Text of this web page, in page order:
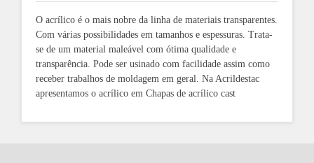
O acrílico é o mais nobre da linha de materiais transparentes.
Com várias possibilidades em tamanhos e espessuras. Trata-
se de um material maleável com ótima qualidade e
transparência. Pode ser usinado com facilidade assim como
receber trabalhos de moldagem em geral. Na Acrildestac
apresentamos o acrílico em Chapas de acrílico cast